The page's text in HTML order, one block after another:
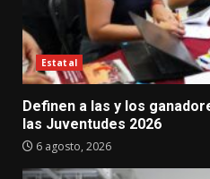
Estatal
Definen a las y los
las Juventudes 2026
6 agosto, 2026